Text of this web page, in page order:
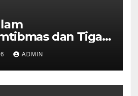
dan Tiga
Ungaran
Warga
Ronda
ADMIN